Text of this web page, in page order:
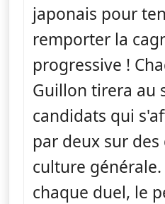
japonais pour
remporter la
progressive !
Guillon tirera au
candidats qui
par deux sur
culture
chaque duel, le